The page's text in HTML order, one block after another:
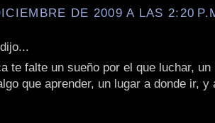
DE 2009 A LAS 2:20
te falte un sueño por el que luchar,
que aprender, un lugar a donde ir, y